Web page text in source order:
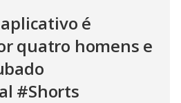
é
quatro homens e
#Shorts